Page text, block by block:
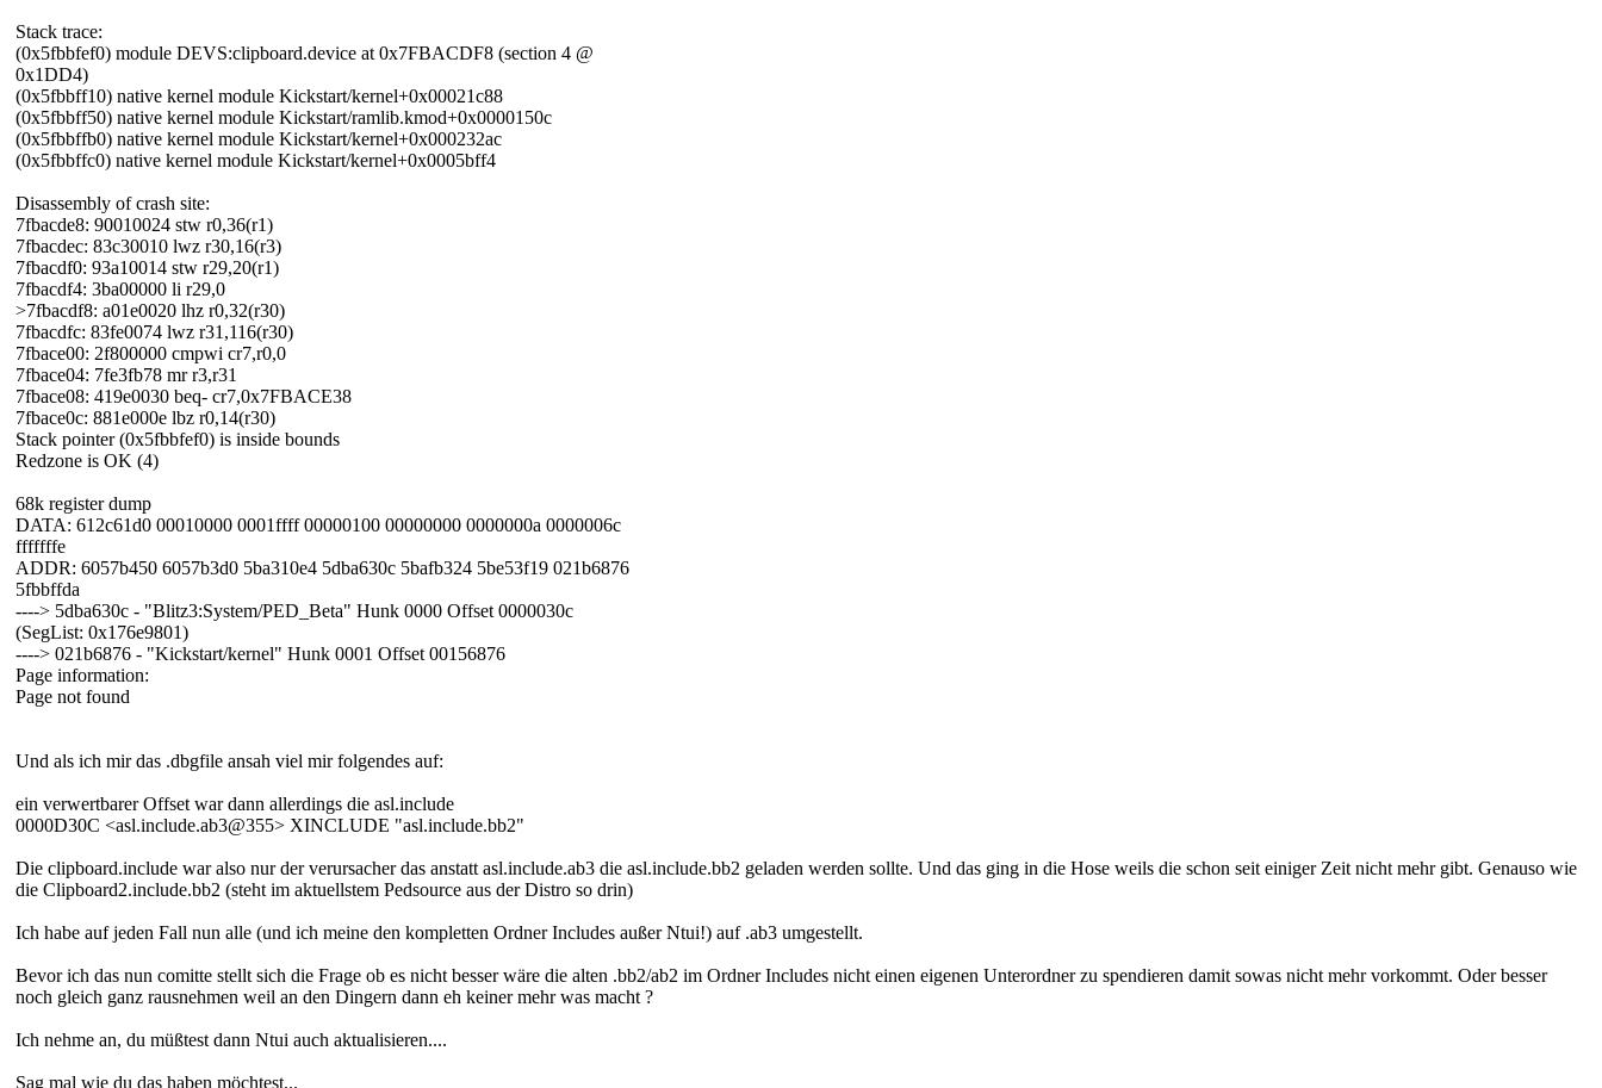
Stack trace:
(0x5fbbfef0) module DEVS:clipboard.device at 0x7FBACDF8 (section 4 @
0x1DD4)
(0x5fbbff10) native kernel module Kickstart/kernel+0x00021c88
(0x5fbbff50) native kernel module Kickstart/ramlib.kmod+0x0000150c
(0x5fbbffb0) native kernel module Kickstart/kernel+0x000232ac
(0x5fbbffc0) native kernel module Kickstart/kernel+0x0005bff4
Disassembly of crash site:
7fbacde8: 90010024 stw r0,36(r1)
7fbacdec: 83c30010 lwz r30,16(r3)
7fbacdf0: 93a10014 stw r29,20(r1)
7fbacdf4: 3ba00000 li r29,0
>7fbacdf8: a01e0020 lhz r0,32(r30)
7fbacdfc: 83fe0074 lwz r31,116(r30)
7fbace00: 2f800000 cmpwi cr7,r0,0
7fbace04: 7fe3fb78 mr r3,r31
7fbace08: 419e0030 beq- cr7,0x7FBACE38
7fbace0c: 881e000e lbz r0,14(r30)
Stack pointer (0x5fbbfef0) is inside bounds
Redzone is OK (4)
68k register dump
DATA: 612c61d0 00010000 0001ffff 00000100 00000000 0000000a 0000006c
fffffffe
ADDR: 6057b450 6057b3d0 5ba310e4 5dba630c 5bafb324 5be53f19 021b6876
5fbbffda
----> 5dba630c - "Blitz3:System/PED_Beta" Hunk 0000 Offset 0000030c
(SegList: 0x176e9801)
----> 021b6876 - "Kickstart/kernel" Hunk 0001 Offset 00156876
Page information:
Page not found
Und als ich mir das .dbgfile ansah viel mir folgendes auf:
ein verwertbarer Offset war dann allerdings die asl.include
0000D30C <asl.include.ab3@355> XINCLUDE "asl.include.bb2"
Die clipboard.include war also nur der verursacher das anstatt asl.include.ab3 die asl.include.bb2 geladen werden sollte. Und das ging in die Hose weils die schon seit einiger Zeit nicht mehr gibt. Genauso wie
die Clipboard2.include.bb2 (steht im aktuellstem Pedsource aus der Distro so drin)
Ich habe auf jeden Fall nun alle (und ich meine den kompletten Ordner Includes außer Ntui!) auf .ab3 umgestellt.
Bevor ich das nun comitte stellt sich die Frage ob es nicht besser wäre die alten .bb2/ab2 im Ordner Includes nicht einen eigenen Unterordner zu spendieren damit sowas nicht mehr vorkommt. Oder besser
noch gleich ganz rausnehmen weil an den Dingern dann eh keiner mehr was macht ?
Ich nehme an, du müßtest dann Ntui auch aktualisieren....
Sag mal wie du das haben möchtest...